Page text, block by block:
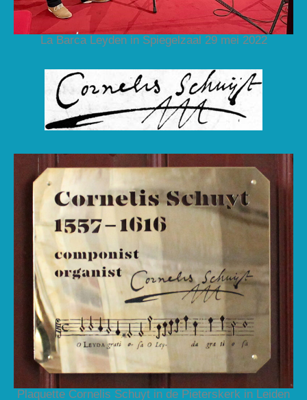
La Barca Leyden in Spiegelzaal 29 mei 2022
Plaquette Cornelis Schuyt in de Pieterskerk in Leiden